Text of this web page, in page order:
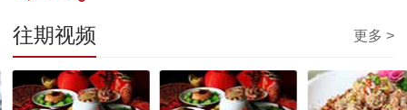
往期视频 更多 >